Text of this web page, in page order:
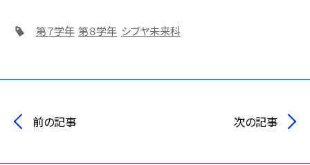
第７学年 第８学年 シブヤ未来科
前の記事 次の記事